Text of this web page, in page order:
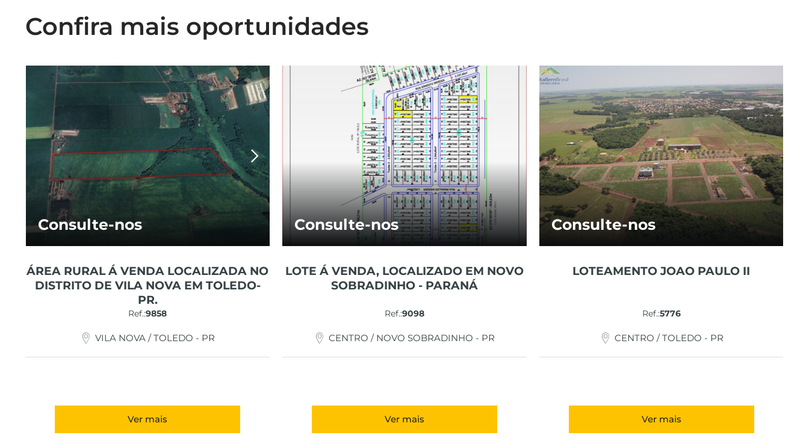
Confira mais oportunidades
Consulte-nos
ÁREA RURAL Á VENDA LOCALIZADA NO
DISTRITO DE VILA NOVA EM TOLEDO-
PR.
Ref.:9858
VILA NOVA / TOLEDO - PR
Ver mais
Consulte-nos
LOTE Á VENDA, LOCALIZADO EM NOVO
SOBRADINHO - PARANÁ
Ref.:9098
CENTRO / NOVO SOBRADINHO - PR
Ver mais
Consulte-nos
LOTEAMENTO JOAO PAULO II
Ref.:5776
CENTRO / TOLEDO - PR
Ver mais